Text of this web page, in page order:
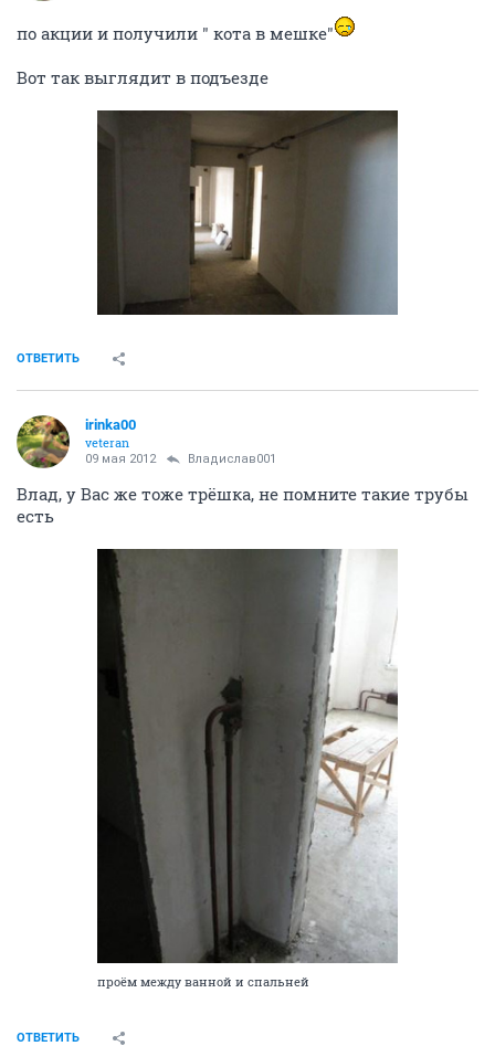
по акции и получили " кота в мешке"
Вот так выглядит в подъезде
ОТВЕТИТЬ
irinka00
veteran
09 мая 2012 Владислав001
Влад, у Вас же тоже трёшка, не помните такие трубы
есть
проём между ванной и спальней
ОТВЕТИТЬ